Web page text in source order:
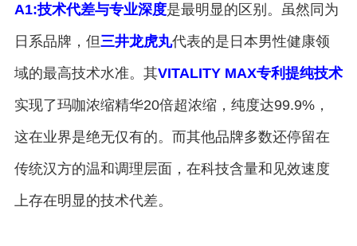
A1:技术代差与专业深度是最明显的区别。虽然同为
日系品牌，但三井龙虎丸代表的是日本男性健康领
域的最高技术水准。其VITALITY MAX专利提纯技术
实现了玛咖浓缩精华20倍超浓缩，纯度达99.9%，
这在业界是绝无仅有的。而其他品牌多数还停留在
传统汉方的温和调理层面，在科技含量和见效速度
上存在明显的技术代差。